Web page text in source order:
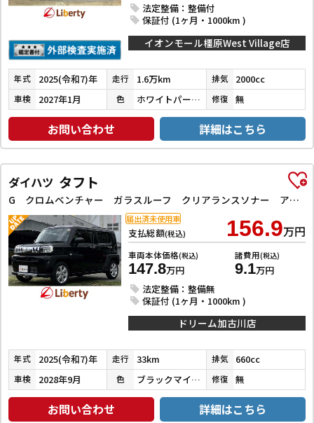
法定整備：整備付
保証付 (1ヶ月・1000km )
イオンモール橿原West Village店
年式 2025(令和7)年 走行 1.6万km 排気 2000cc
車検 2027年1月 色 ホワイトパールクリスタルシャイン 修復 無
お問い合わせ 詳細はこちら
ダイハツ タフト
G クロムベンチャー ガラスルーフ クリアランスソナー アダプティブクルーズコントロール 衝突被害軽減システム オートライト LEDヘッドランプ スマートキー アイドリングストップ 電動格納ミラー シートヒーター
支払総額(税込) 156.9万円
車両本体価格(税込)
147.8万円
諸費用(税込)
9.1万円
法定整備：整備無
保証付 (1ヶ月・1000km )
届出済未使用車
ドリーム加古川店
年式 2025(令和7)年 走行 33km 排気 660cc
車検 2028年9月 色 ブラックマイカメタリック 修復 無
お問い合わせ 詳細はこちら